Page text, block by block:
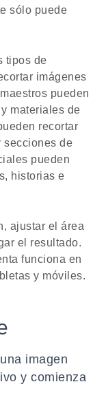
sólo puede
tipos de
imágenes
pueden
materiales de
recortar
secciones de
pueden
historias e
ajustar el área
el resultado.
funciona en
y móviles.
imagen
y comienza